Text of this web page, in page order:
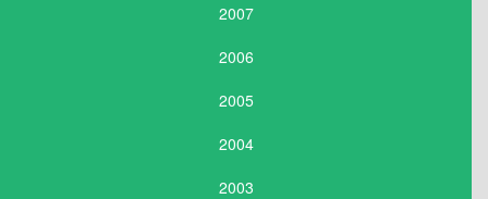
2007
2006
2005
2004
2003